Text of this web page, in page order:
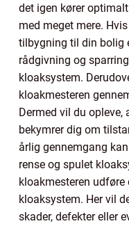
det igen kører
med meget mere.
tilbygning til din bolig
rådgivning og
kloaksystem.
kloakmesteren
Dermed vil du opleve,
bekymrer dig om
årlig gennemgang
rense og spulet
kloakmesteren
kloaksystem. Her vil
skader, defekter eller